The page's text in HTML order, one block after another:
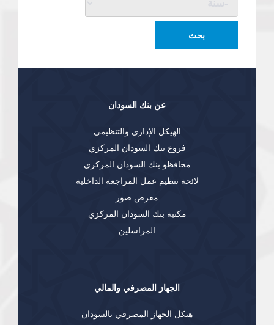
سنة
بحث
عن بنك السودان
الهيكل الإداري والتنظيمي
فروع بنك السودان المركزي
محافظو بنك السودان المركزي
لائحة تنظيم عمل المراجعة الداخلية
معرض صور
مكتبة بنك السودان المركزي
المراسلين
الجهاز المصرفي والمالي
هيكل الجهاز المصرفي بالسودان